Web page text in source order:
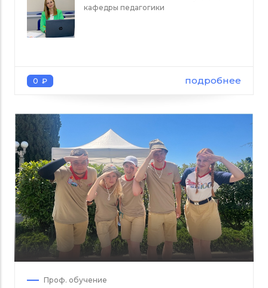
кафедры педагогики
0 ₽ подробнее
Проф. обучение